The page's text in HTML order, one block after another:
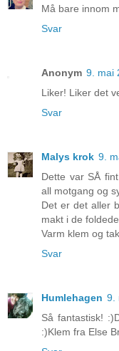
Må bare innom
Svar
Anonym 9. mai
Liker! Liker det
Svar
Malys krok 9.
Dette var SÅ
all motgang og
Det er det aller
makt i de
Varm klem og
Svar
Humlehagen 9.
Så fantastisk!
:)Klem fra Else